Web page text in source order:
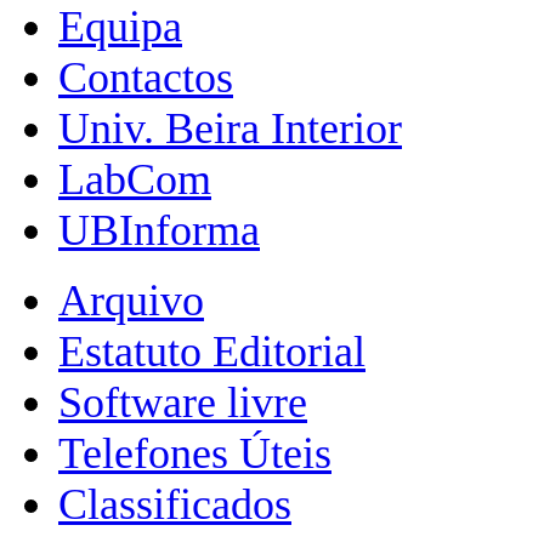
Equipa
Contactos
Univ. Beira Interior
LabCom
UBInforma
Arquivo
Estatuto Editorial
Software livre
Telefones Úteis
Classificados